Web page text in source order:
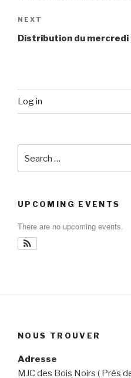
Next
Post
NEXT
Distribution du
Log in
for:
UPCOMING EVENTS
There are no upcoming events.
NOUS TROUVER
Adresse
MJC des Bois Noirs ( Près